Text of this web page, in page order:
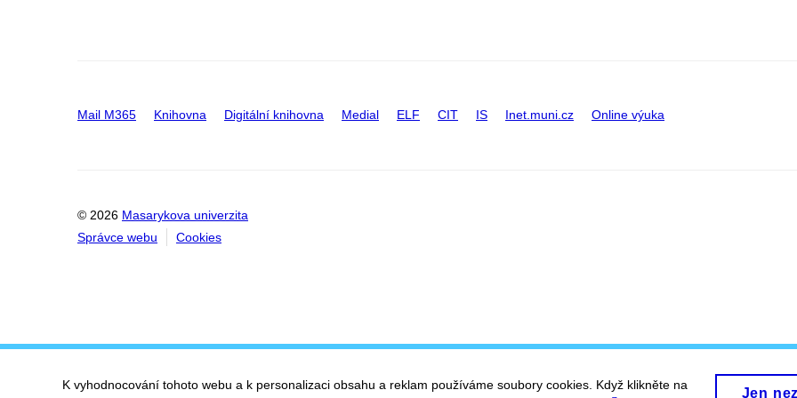
Mail M365 Knihovna Digitální knihovna Medial ELF CIT IS Inet.muni.cz Online výuka
© 2026 Masarykova univerzita
Správce webu
Cookies
K vyhodnocování tohoto webu a k personalizaci obsahu a reklam používáme soubory cookies. Když klikněte na
Jen